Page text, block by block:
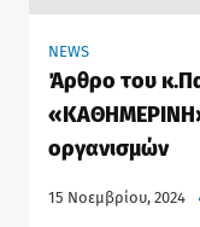
NEWS
Άρθρο του
οργανισμών
15 Νοεμβρίου, 2024